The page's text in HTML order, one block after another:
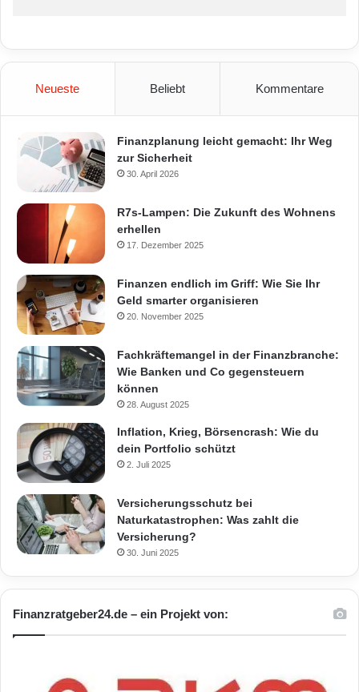
Neueste Beliebt Kommentare
Finanzplanung leicht gemacht: Ihr Weg
zur Sicherheit
30. April 2026
R7s-Lampen: Die Zukunft des Wohnens
erhellen
17. Dezember 2025
Finanzen endlich im Griff: Wie Sie Ihr
Geld smarter organisieren
20. November 2025
Fachkräftemangel in der Finanzbranche:
Wie Banken und Co gegensteuern
können
28. August 2025
Inflation, Krieg, Börsencrash: Wie du
dein Portfolio schützt
2. Juli 2025
Versicherungsschutz bei
Naturkatastrophen: Was zahlt die
Versicherung?
30. Juni 2025
Finanzratgeber24.de – ein Projekt von: